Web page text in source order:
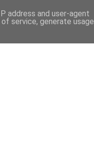
address and user-agent
service, generate usage